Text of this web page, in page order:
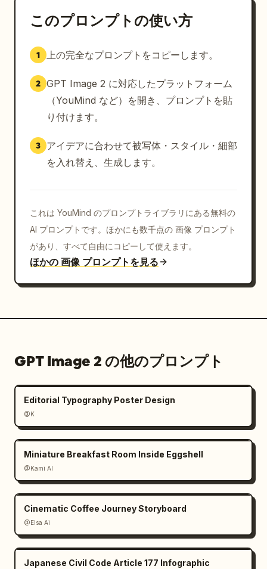
このプロンプトの使い方
1 上の完全なプロンプトをコピーします。
2 GPT Image 2 に対応したプラットフォーム
（YouMind など）を開き、プロンプトを貼
り付けます。
3
アイデアに合わせて被写体・スタイル・細部
を入れ替え、生成します。
これは YouMind のプロンプトライブラリにある無料の
AI プロンプトです。ほかにも数千点の 画像 プロンプト
があり、すべて自由にコピーして使えます。
ほかの 画像 プロンプトを見る
GPT Image 2 の他のプロンプト
Editorial Typography Poster Design
@K
Miniature Breakfast Room Inside Eggshell
@Kami AI
Cinematic Coffee Journey Storyboard
@Elsa Ai
Japanese Civil Code Article 177 Infographic